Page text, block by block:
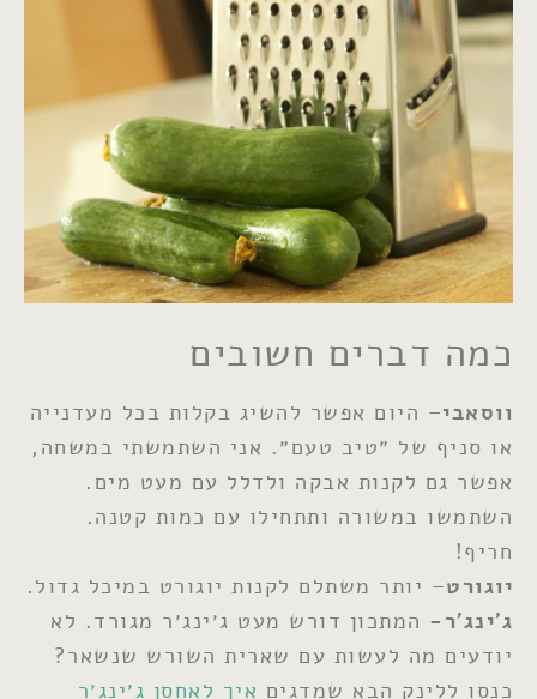
כמה דברים חשובים
ווסאבי– היום אפשר להשיג בקלות בכל מעדנייה
או סניף של ״טיב טעם״. אני השתמשתי במשחה,
אפשר גם לקנות אבקה ולדלל עם מעט מים.
השתמשו במשורה ותתחילו עם כמות קטנה.
חריף!
יוגורט– יותר משתלם לקנות יוגורט במיכל גדול.
ג׳ינג׳ר- המתכון דורש מעט ג׳ינג׳ר מגורד. לא
יודעים מה לעשות עם שארית השורש שנשאר?
כנסו ללינק הבא שמדגים איך לאחסן ג׳ינג׳ר